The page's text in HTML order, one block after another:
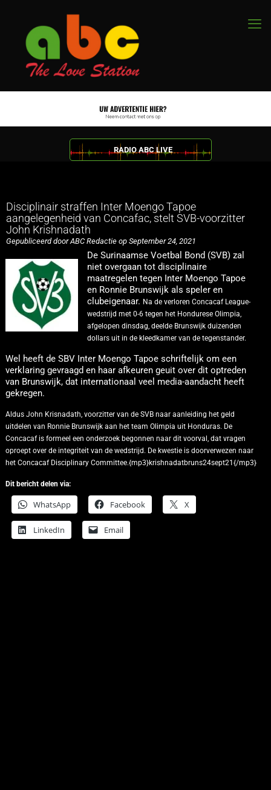
RADIO ABC LIVE
Disciplinair straffen Inter Moengo Tapoe
aangelegenheid van Concafac, stelt SVB-voorzitter
John Krishnadath
Gepubliceerd door ABC Redactie op September 24, 2021
De Surinaamse Voetbal Bond (SVB) zal
niet overgaan tot disciplinaire
maatregelen tegen Inter Moengo Tapoe
en Ronnie Brunswijk als speler en
clubeigenaar. Na de verloren Concacaf League-
wedstrijd met 0-6 tegen het Hondurese Olimpia,
afgelopen dinsdag, deelde Brunswijk duizenden
dollars uit in de kleedkamer van de tegenstander.
Wel heeft de SBV Inter Moengo Tapoe schriftelijk om een
verklaring gevraagd en haar afkeuren geuit over dit optreden
van Brunswijk, dat internationaal veel media-aandacht heeft
gekregen.
Aldus John Krisnadath, voorzitter van de SVB naar aanleiding het geld
uitdelen van Ronnie Brunswijk aan het team Olimpia uit Honduras. De
Concacaf is formeel een onderzoek begonnen naar dit voorval, dat vragen
oproept over de integriteit van de wedstrijd. De kwestie is doorverwezen naar
het Concacaf Disciplinary Committee.{mp3}krishnadatbruns24sept21{/mp3}
Dit bericht delen via:
WhatsApp Facebook X
LinkedIn Email